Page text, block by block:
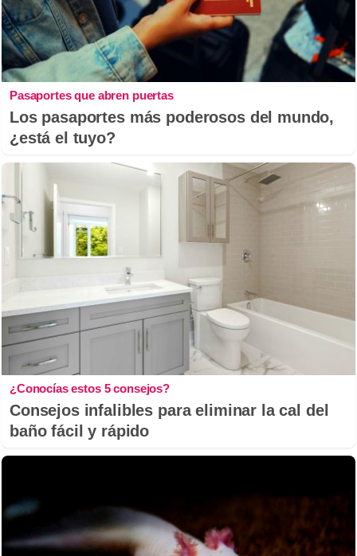
Pasaportes que abren puertas
Los pasaportes más poderosos del mundo,
¿está el tuyo?
¿Conocías estos 5 consejos?
Consejos infalibles para eliminar la cal del
baño fácil y rápido